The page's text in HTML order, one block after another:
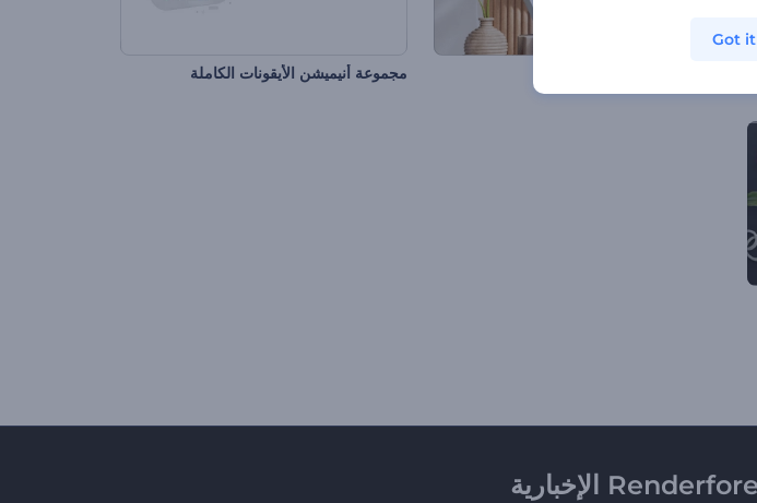
مجموعة أنيميشن الأيقونات الكاملة
Got it